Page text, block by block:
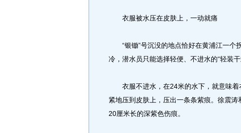
衣服被水压在皮肤上，一动就痛
“银锄”号沉没的地点恰好在黄浦江一个
冷，潜水员只能选择轻便、不进水的“轻装
衣服不进水，在24米的水下，就意味着
紧地压到皮肤上，压出一条条紫痕。徐震
20厘米长的深紫色伤痕。